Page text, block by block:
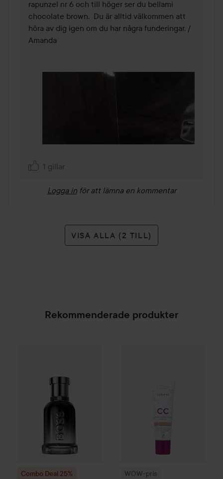
rapunzel nr 6 och till höger ser du bellami
chocolate brown.  Du är alltid välkommen att
höra av dig igen om du har några funderingar. /
Amanda
1 gillar
Logga in för att lämna en kommentar
VISA ALLA (2 TILL)
Rekommenderade produkter
Combo Deal 25% WOW-pris